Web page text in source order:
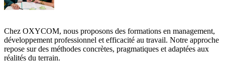
Chez OXYCOM, nous proposons des formations en management,
développement professionnel et efficacité au travail. Notre approche
repose sur des méthodes concrètes, pragmatiques et adaptées aux
réalités du terrain.